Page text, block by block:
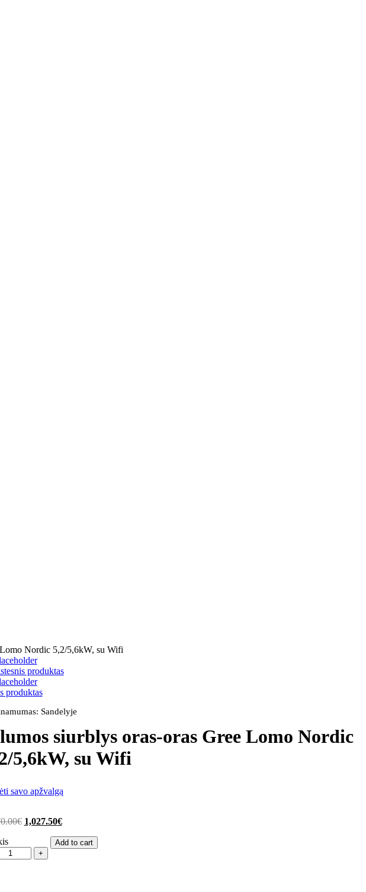
Nordic 5,2/5,6kW, su Wifi
produktas
produktas
Sandelyje
siurblys oras-oras Gree Lomo Nordic
5,6kW, su Wifi
savo apžvalgą
€ 1,027.50€
Šilumos
Add to cart